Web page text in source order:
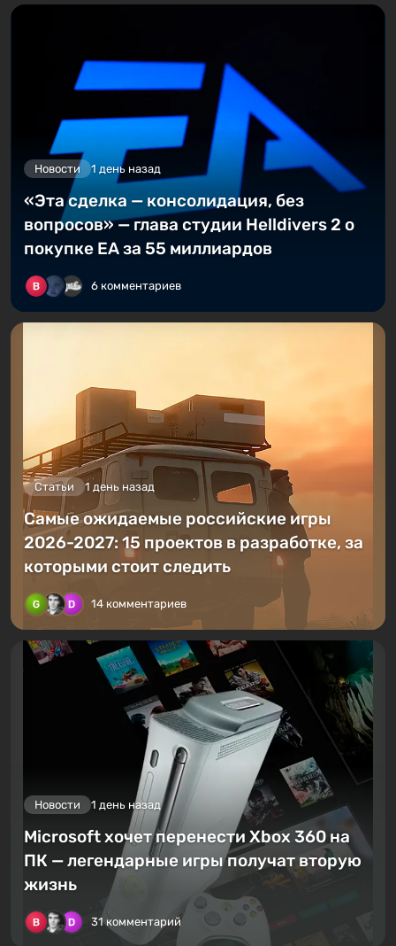
Новости 1 день назад
«Эта сделка — консолидация, без
вопросов» — глава студии Helldivers 2 о
покупке EA за 55 миллиардов
6 комментариев
Статьи 1 день назад
Самые ожидаемые российские игры
2026-2027: 15 проектов в разработке, за
которыми стоит следить
14 комментариев
Новости 1 день назад
Microsoft хочет перенести Xbox 360 на
ПК — легендарные игры получат вторую
жизнь
31 комментарий